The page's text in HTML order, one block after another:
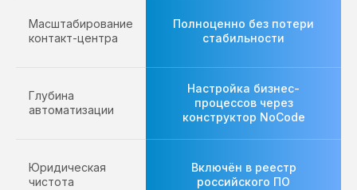
Масштабирование
контакт-центра
Глубина
автоматизации
Юридическая
чистота
Полноценно без потери
стабильности
Настройка бизнес-
процессов через
конструктор NoCode
Включён в реестр
российского ПО